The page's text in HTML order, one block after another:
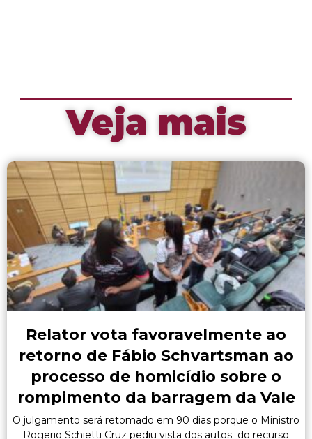
Veja mais
Relator vota favoravelmente ao
retorno de Fábio Schvartsman ao
processo de homicídio sobre o
rompimento da barragem da Vale
O julgamento será retomado em 90 dias porque o Ministro
Rogerio Schietti Cruz pediu vista dos autos do recurso